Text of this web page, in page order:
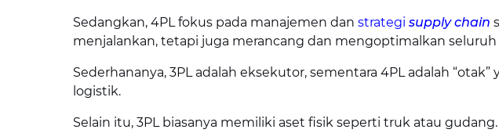
Sedangkan, 4PL fokus pada manajemen dan strategi supply chain
menjalankan, tetapi juga merancang dan mengoptimalkan seluruh
Sederhananya, 3PL adalah eksekutor, sementara 4PL adalah
logistik.
Selain itu, 3PL biasanya memiliki aset fisik seperti truk atau